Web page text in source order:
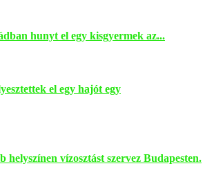
hunyt el egy kisgyermek az...
el egy hajót egy
helyszínen vízosztást szervez Budapesten.